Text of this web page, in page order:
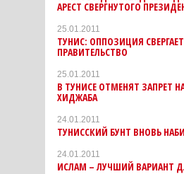
АРЕСТ СВЕРГНУТОГО
25.01.2011
ТУНИС: ОППОЗИЦИЯ
ПРАВИТЕЛЬСТВО
25.01.2011
В ТУНИСЕ ОТМЕНЯТ ЗАПРЕТ
ХИДЖАБА
24.01.2011
ТУНИССКИЙ БУНТ ВНОВЬ
24.01.2011
ИСЛАМ – ЛУЧШИЙ ВАРИАНТ